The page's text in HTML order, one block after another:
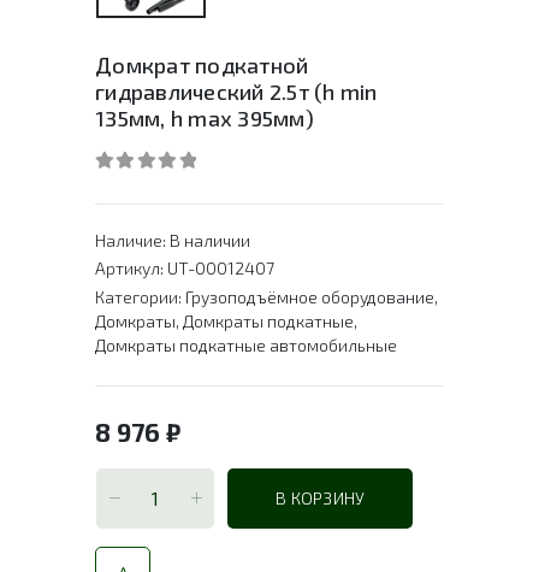
Домкрат подкатной
гидравлический 2.5т (h min
135мм, h max 395мм)
Наличие: В наличии
Артикул: UT-00012407
Категории: Грузоподъёмное оборудование,
Домкраты, Домкраты подкатные,
Домкраты подкатные автомобильные
8 976 ₽
В КОРЗИНУ